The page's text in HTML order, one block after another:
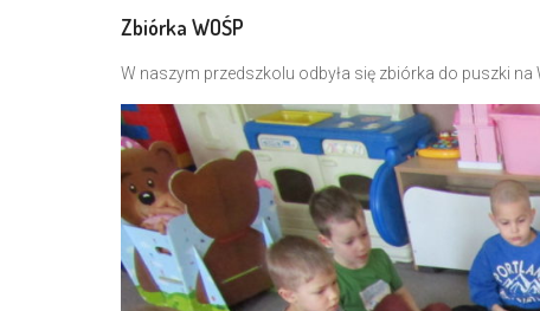
Zbiórka WOŚP
W naszym przedszkolu odbyła się zbiórka do puszki na